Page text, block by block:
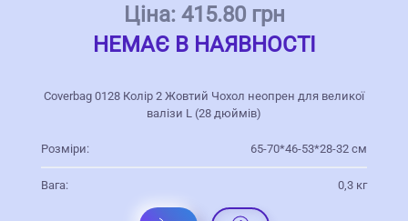
Ціна: 415.80 грн
НЕМАЄ В НАЯВНОСТІ
Coverbag 0128 Колір 2 Жовтий Чохол неопрен для великої
валізи L (28 дюймів)
Розміри: 65-70*46-53*28-32 см
Вага: 0,3 кг